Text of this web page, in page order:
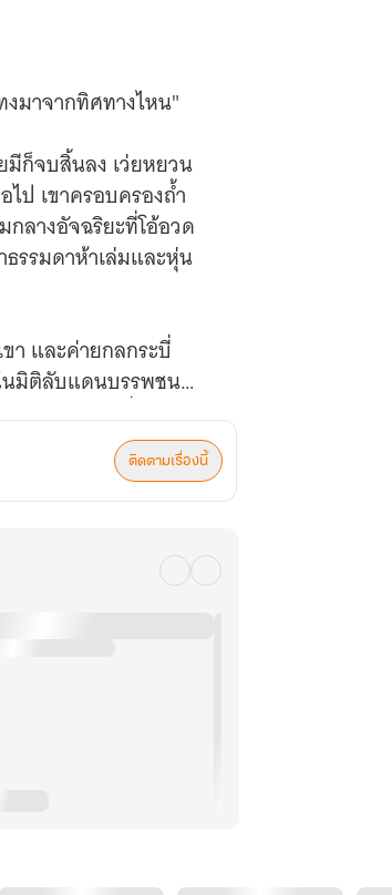
มาจากทิศทางไหน"
ก็จบสิ้นลง เว่ยหยวน
ป เขาครอบครองถ้ำ
ลางอัจฉริยะที่โอ้อวด
รรมดาห้าเล่มและหุ่น
า และค่ายกลกระบี่
นมิติลับแดนบรรพชน
จากเผ่ามารที่ซ่อนอยู่ใน
ติดตามเรื่องนี้